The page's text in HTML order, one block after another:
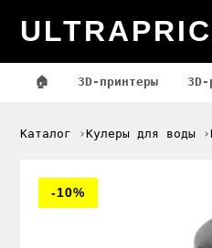
🏠 3D-принтеры 3D-
Каталог Кулеры для воды
-10%